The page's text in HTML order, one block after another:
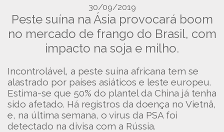
30/09/2019
Peste suína na Ásia provocará boom
no mercado de frango do Brasil, com
impacto na soja e milho.
Incontrolável, a peste suína africana tem se
alastrado por países asiáticos e leste europeu.
Estima-se que 50% do plantel da China já tenha
sido afetado. Há registros da doença no Vietnâ,
e, na última semana, o virus da PSA foi
detectado na divisa com a Rússia.